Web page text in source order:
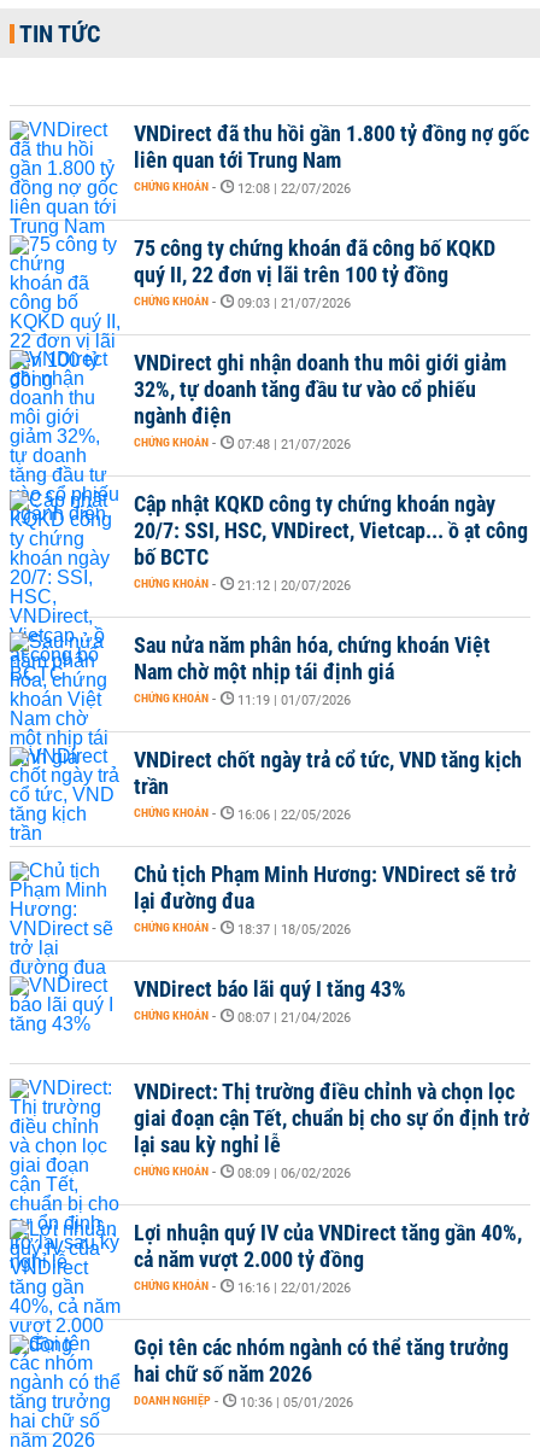
TIN TỨC
VNDirect đã thu hồi gần 1.800 tỷ đồng nợ gốc
liên quan tới Trung Nam
CHỨNG KHOÁN - 12:08 | 22/07/2026
75 công ty chứng khoán đã công bố KQKD
quý II, 22 đơn vị lãi trên 100 tỷ đồng
CHỨNG KHOÁN - 09:03 | 21/07/2026
VNDirect ghi nhận doanh thu môi giới giảm
32%, tự doanh tăng đầu tư vào cổ phiếu
ngành điện
CHỨNG KHOÁN - 07:48 | 21/07/2026
Cập nhật KQKD công ty chứng khoán ngày
20/7: SSI, HSC, VNDirect, Vietcap... ồ ạt công
bố BCTC
CHỨNG KHOÁN - 21:12 | 20/07/2026
Sau nửa năm phân hóa, chứng khoán Việt
Nam chờ một nhịp tái định giá
CHỨNG KHOÁN - 11:19 | 01/07/2026
VNDirect chốt ngày trả cổ tức, VND tăng kịch
trần
CHỨNG KHOÁN - 16:06 | 22/05/2026
Chủ tịch Phạm Minh Hương: VNDirect sẽ trở
lại đường đua
CHỨNG KHOÁN - 18:37 | 18/05/2026
VNDirect báo lãi quý I tăng 43%
CHỨNG KHOÁN - 08:07 | 21/04/2026
VNDirect: Thị trường điều chỉnh và chọn lọc
giai đoạn cận Tết, chuẩn bị cho sự ổn định trở
lại sau kỳ nghỉ lễ
CHỨNG KHOÁN - 08:09 | 06/02/2026
Lợi nhuận quý IV của VNDirect tăng gần 40%,
cả năm vượt 2.000 tỷ đồng
CHỨNG KHOÁN - 16:16 | 22/01/2026
Gọi tên các nhóm ngành có thể tăng trưởng
hai chữ số năm 2026
DOANH NGHIỆP - 10:36 | 05/01/2026